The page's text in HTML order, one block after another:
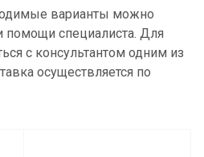
варианты можно
помощи специалиста. Для
с консультантом одним из
осуществляется по